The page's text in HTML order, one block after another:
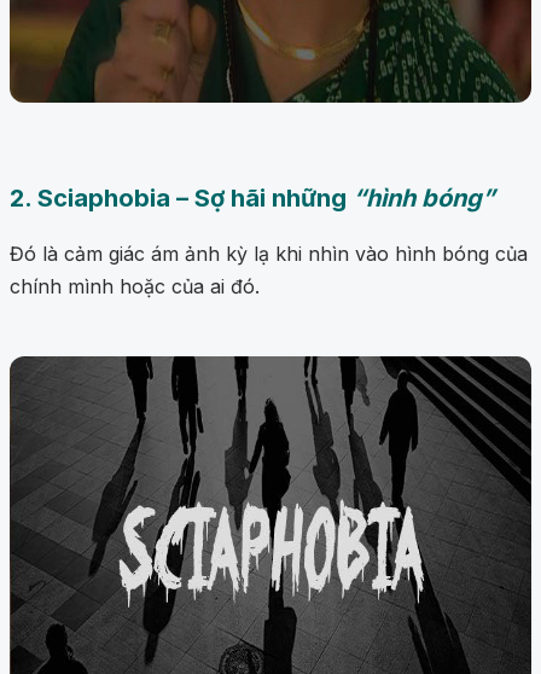
2. Sciaphobia – Sợ hãi những “hình bóng”
Đó là cảm giác ám ảnh kỳ lạ khi nhìn vào hình bóng của
chính mình hoặc của ai đó.